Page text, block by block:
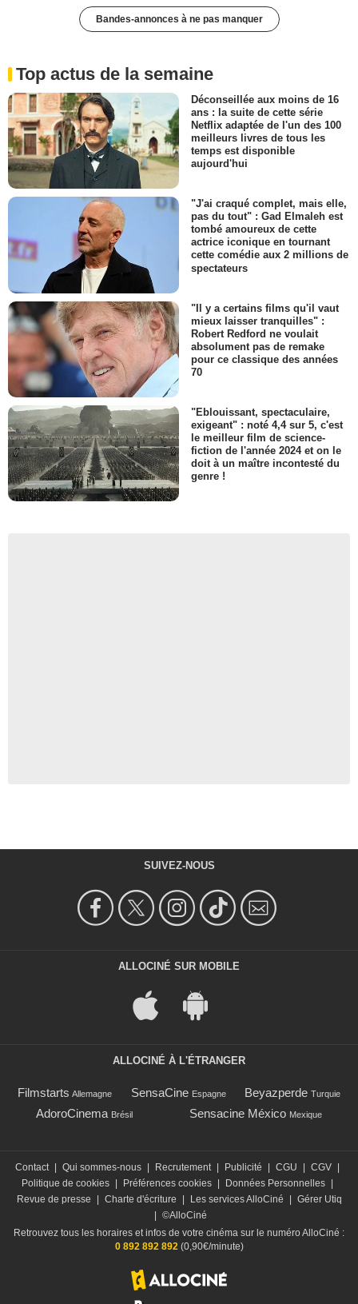
Bandes-annonces à ne pas manquer
Top actus de la semaine
Déconseillée aux moins de 16
ans : la suite de cette série
Netflix adaptée de l'un des 100
meilleurs livres de tous les
temps est disponible
aujourd'hui
"J'ai craqué complet, mais elle,
pas du tout" : Gad Elmaleh est
tombé amoureux de cette
actrice iconique en tournant
cette comédie aux 2 millions de
spectateurs
"Il y a certains films qu'il vaut
mieux laisser tranquilles" :
Robert Redford ne voulait
absolument pas de remake
pour ce classique des années
70
"Eblouissant, spectaculaire,
exigeant" : noté 4,4 sur 5, c'est
le meilleur film de science-
fiction de l'année 2024 et on le
doit à un maître incontesté du
genre !
SUIVEZ-NOUS
ALLOCINÉ SUR MOBILE
ALLOCINÉ À L'ÉTRANGER
Filmstarts Allemagne SensaCine Espagne Beyazperde Turquie
AdoroCinema Brésil Sensacine México Mexique
Contact Qui sommes-nous Recrutement Publicité CGU CGV
Politique de cookies
Préférences cookies Données Personnelles
Revue de presse
Charte d'écriture Les services AlloCiné
Gérer Utiq
©AlloCiné
Retrouvez tous les horaires et infos de votre cinéma sur le numéro AlloCiné :
0 892 892 892(0,90€/minute)